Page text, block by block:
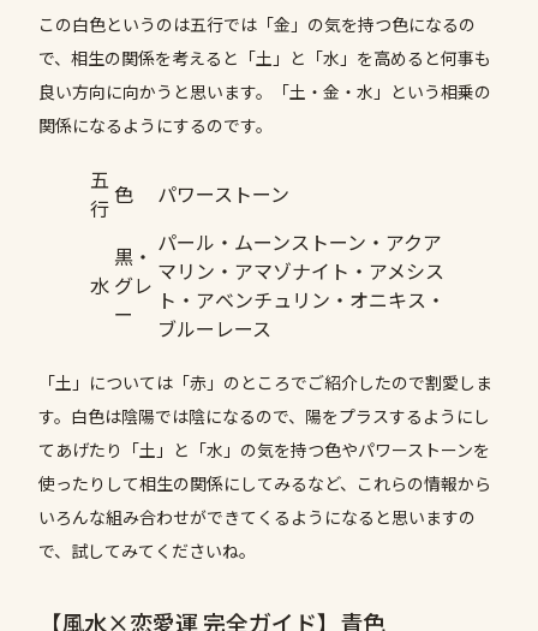
この白色というのは五行では「金」の気を持つ色になるの
で、相生の関係を考えると「土」と「水」を高めると何事も
良い方向に向かうと思います。「土・金・水」という相乗の
関係になるようにするのです。
五
行色 パワーストーン
水
黒・
グレ
ー
パール・ムーンストーン・アクア
マリン・アマゾナイト・アメシス
ト・アベンチュリン・オニキス・
ブルーレース
「土」については「赤」のところでご紹介したので割愛しま
す。白色は陰陽では陰になるので、陽をプラスするようにし
てあげたり「土」と「水」の気を持つ色やパワーストーンを
使ったりして相生の関係にしてみるなど、これらの情報から
いろんな組み合わせができてくるようになると思いますの
で、試してみてくださいね。
【風水×恋愛運 完全ガイド】青色